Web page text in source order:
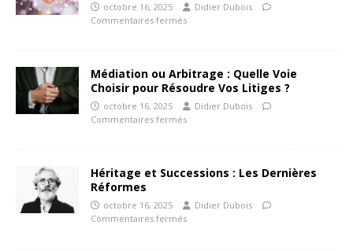
octobre 16, 2025
Didier Dubois
Commentaires fermés
Médiation ou Arbitrage : Quelle Voie
Choisir pour Résoudre Vos Litiges ?
octobre 16, 2025
Didier Dubois
Commentaires fermés
Héritage et Successions : Les Dernières
Réformes
octobre 16, 2025
Didier Dubois
Commentaires fermés